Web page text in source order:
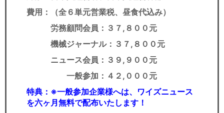
費用：（全６単元営業税、昼食代込み）
労務顧問会員：３７,８００元
機械ジャーナル：３７,８００元
ニュース会員：３９,９００元
一般参加：４２,０００元
特典：※一般参加企業様へは、ワイズニュース
を六ヶ月無料で配布いたします！